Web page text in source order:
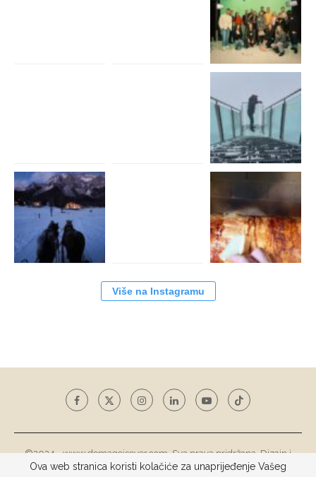
Više na Instagramu
©2024 - www.domagojsever.com. Sva prava pridržana. Dizajn i
razvoj web straniceTototohost d.o.o.
Ova web stranica koristi kolačiće za unaprijeđenje Vašeg